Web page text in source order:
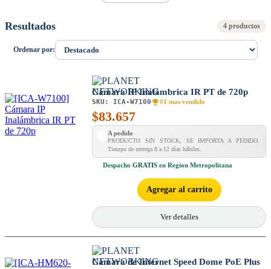
Resultados 4 productos
Ordenar por:
Cámara IP Inalámbrica IR PT de 720p
SKU: ICA-W7100 #1 mas vendido
$83.657
A pedido
PRODUCTO SIN STOCK, SE IMPORTA A PEDIDO.
Tiempo de entrega 8 a 12 días hábiles.
Despacho GRATIS en Region Metropolitana
Agregar al carrito
Ver detalles
Cámara de Internet Speed ​​Dome PoE Plus